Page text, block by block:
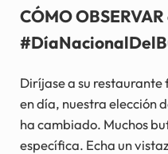
CÓMO OBSERVAR
Diríjase a su
en día, nuestra elección
ha cambiado. Muchos
específica. Echa un